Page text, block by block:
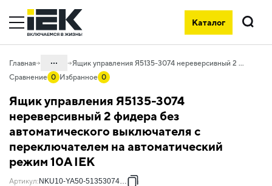
Каталог
Поиск
Главная ...
50. Типовые решения НКУ
50.10 Ящики управления
50.10.01 НКУ ящики управления
Ящик управления Я5135-3074 нереверсивный 2 фидера без автоматического выключателя с переключателем на автоматический режим 10А IEK
Сравнение 0 Избранное 0
Ящик управления Я5135-3074
нереверсивный 2 фидера без
автоматического выключателя с
переключателем на автоматический
режим 10А IEK
Артикул: NKU10-YA50-51353074-01